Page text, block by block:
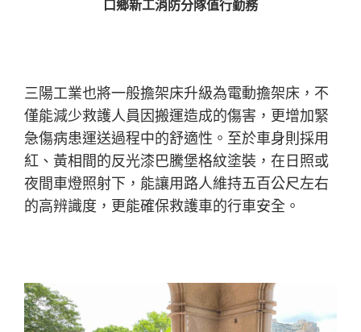
口鄉新工消防分隊值行勤務
三陽工業也將一般擔架床升級為電動擔架床，不
僅能減少救護人員因搬運造成的傷害，更增加緊
急傷病患運送過程中的舒適性。至於車身則採用
紅、黃相間的反光漆巴騰堡格紋塗裝，在日照或
夜間車燈照射下，能讓用路人維持五百公尺左右
的高辨識度，更能確保救護車的行車安全。